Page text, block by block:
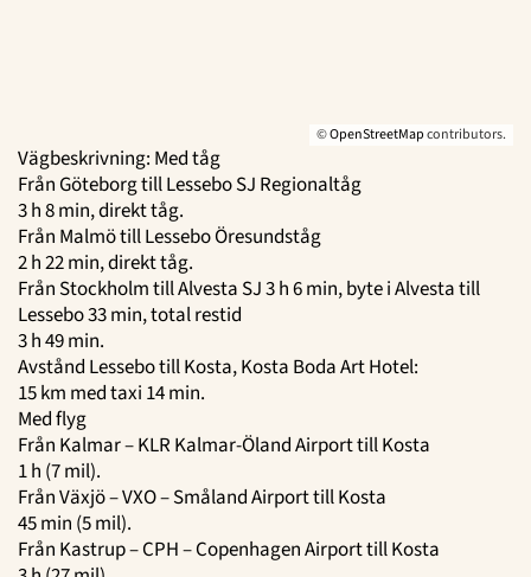
©OpenStreetMapcontributors.
Vägbeskrivning: Med tåg
Från Göteborg till Lessebo SJ Regionaltåg
3 h 8 min, direkt tåg.
Från Malmö till Lessebo Öresundståg
2 h 22 min, direkt tåg.
Från Stockholm till Alvesta SJ 3 h 6 min, byte i Alvesta till
Lessebo 33 min, total restid
3 h 49 min.
Avstånd Lessebo till Kosta, Kosta Boda Art Hotel:
15 km med taxi 14 min.
Med flyg
Från Kalmar – KLR Kalmar-Öland Airport till Kosta
1 h (7 mil).
Från Växjö – VXO – Småland Airport till Kosta
45 min (5 mil).
Från Kastrup – CPH – Copenhagen Airport till Kosta